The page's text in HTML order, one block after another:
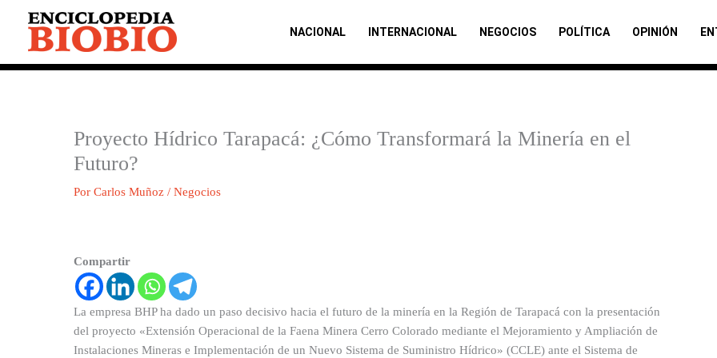
contenido
NACIONAL INTERNACIONAL NEGOCIOS POLÍTICA OPINIÓN
Proyecto Hídrico Tarapacá: ¿Cómo Transformará la Minería en el
Futuro?
Por Carlos Muñoz / Negocios
Compartir
La empresa BHP ha dado un paso decisivo hacia el futuro de la minería en la Región de Tarapacá con la presentación
del proyecto «Extensión Operacional de la Faena Minera Cerro Colorado mediante el Mejoramiento y Ampliación de
Instalaciones Mineras e Implementación de un Nuevo Sistema de Suministro Hídrico» (CCLE) ante el Sistema de